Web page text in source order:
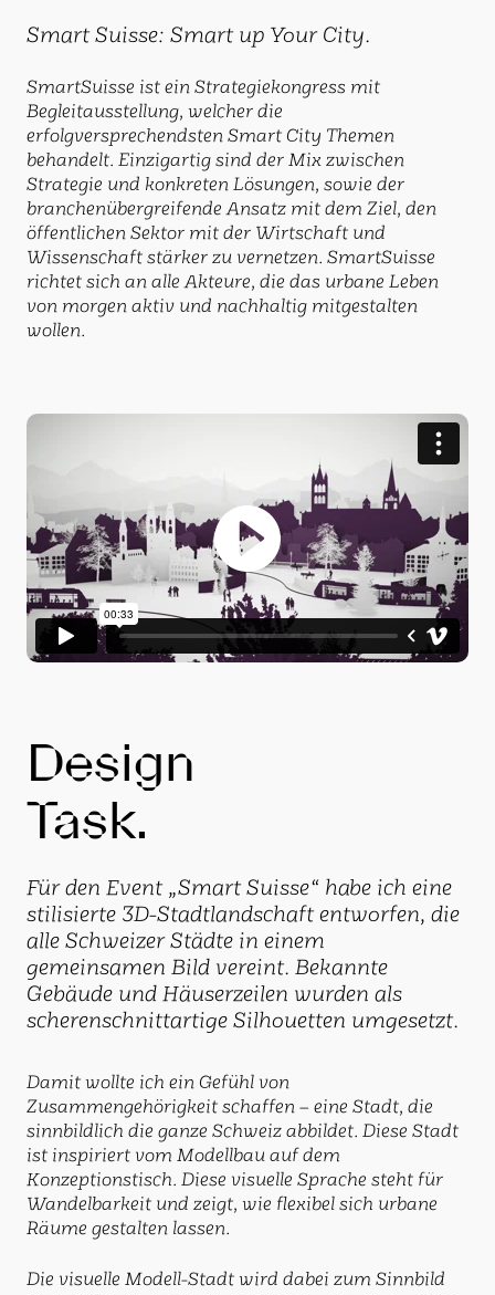
Smart Suisse: Smart up Your City.
SmartSuisse ist ein Strategiekongress mit
Begleitausstellung, welcher die
erfolgversprechendsten Smart City Themen
behandelt. Einzigartig sind der Mix zwischen
Strategie und konkreten Lösungen, sowie der
branchenübergreifende Ansatz mit dem Ziel, den
öffentlichen Sektor mit der Wirtschaft und
Wissenschaft stärker zu vernetzen. SmartSuisse
richtet sich an alle Akteure, die das urbane Leben
von morgen aktiv und nachhaltig mitgestalten
wollen.
Play
Design
Task.
Für den Event „Smart Suisse“ habe ich eine
stilisierte 3D-Stadtlandschaft entworfen, die
alle Schweizer Städte in einem
gemeinsamen Bild vereint. Bekannte
Gebäude und Häuserzeilen wurden als
scherenschnittartige Silhouetten umgesetzt.
Damit wollte ich ein Gefühl von
Zusammengehörigkeit schaffen – eine Stadt, die
sinnbildlich die ganze Schweiz abbildet. Diese Stadt
ist inspiriert vom Modellbau auf dem
Konzeptionstisch. Diese visuelle Sprache steht für
Wandelbarkeit und zeigt, wie flexibel sich urbane
Räume gestalten lassen.
Die visuelle Modell-Stadt wird dabei zum Sinnbild